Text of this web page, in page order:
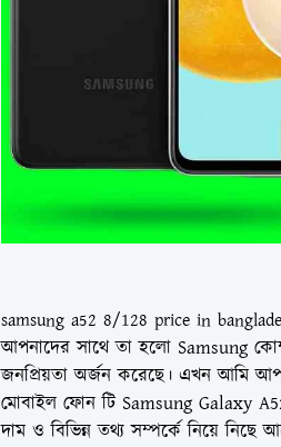
samsung a52 8/128 price in
আপনাদের সাথে তা হলো Samsung
জনপ্রিয়তা অর্জন করেছে। এখন আমি
মোবাইল ফোন টি Samsung Galaxy
দাম ও বিভিন্ন তথ্য সম্পর্কে নিয়ে নিছে